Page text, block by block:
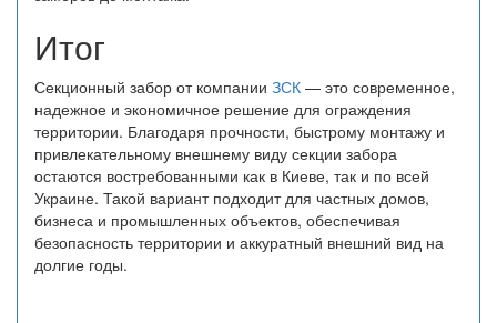
Итог
Секционный забор от компании ЗСК — это современное,
надежное и экономичное решение для ограждения
территории. Благодаря прочности, быстрому монтажу и
привлекательному внешнему виду секции забора
остаются востребованными как в Киеве, так и по всей
Украине. Такой вариант подходит для частных домов,
бизнеса и промышленных объектов, обеспечивая
безопасность территории и аккуратный внешний вид на
долгие годы.